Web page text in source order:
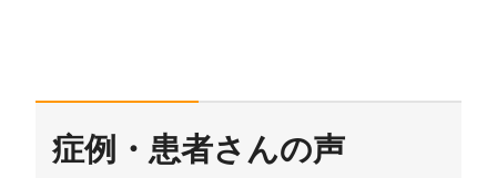
症例・患者さんの声